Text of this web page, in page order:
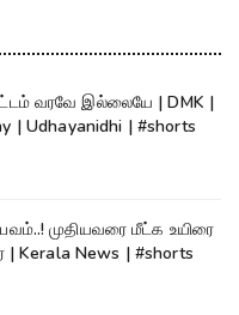
இல்லையே | DMK |
| Udhayanidhi | #shorts
முதியவரை மீட்க உயிரை
Kerala News | #shorts